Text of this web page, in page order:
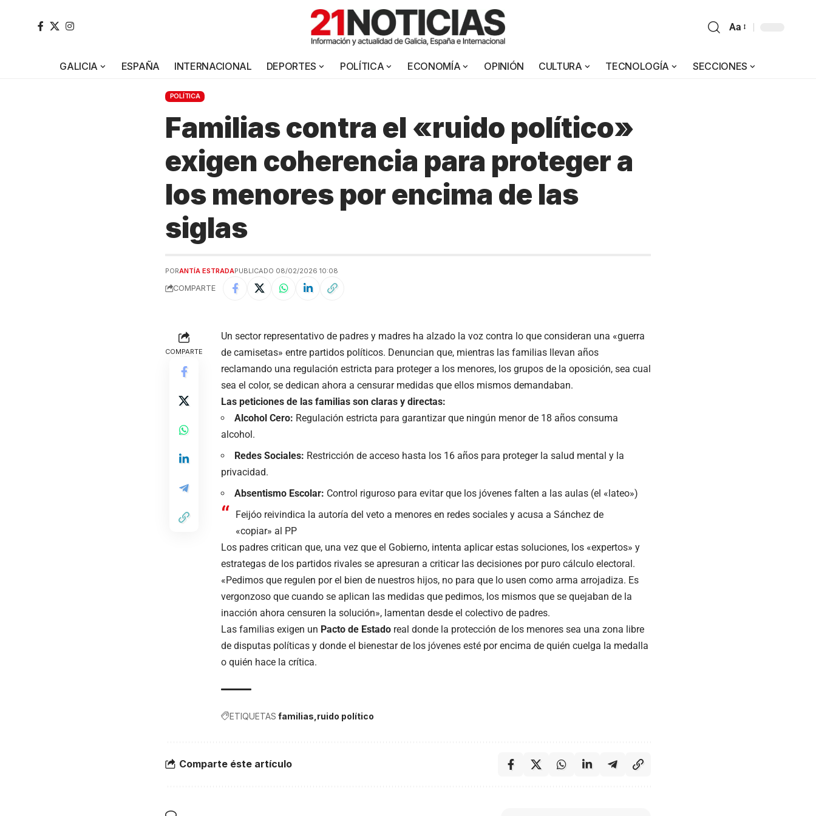
Aa
GALICIA ESPAÑA INTERNACIONAL DEPORTES POLÍTICA ECONOMÍA OPINIÓN CULTURA TECNOLOGÍA SECCIONES
POLÍTICA
Familias contra el «ruido político»
exigen coherencia para proteger a
los menores por encima de las
siglas
PORANTÍA ESTRADAPUBLICADO 08/02/2026 10:08
COMPARTE
COMPARTE
Un sector representativo de padres y madres ha alzado la voz contra lo que consideran una «guerra
de camisetas» entre partidos políticos. Denuncian que, mientras las familias llevan años
reclamando una regulación estricta para proteger a los menores, los grupos de la oposición, sea cual
sea el color, se dedican ahora a censurar medidas que ellos mismos demandaban.
Las peticiones de las familias son claras y directas:
Alcohol Cero: Regulación estricta para garantizar que ningún menor de 18 años consuma
alcohol.
Redes Sociales: Restricción de acceso hasta los 16 años para proteger la salud mental y la
privacidad.
Absentismo Escolar: Control riguroso para evitar que los jóvenes falten a las aulas (el «lateo»)
Feijóo reivindica la autoría del veto a menores en redes sociales y acusa a Sánchez de
«copiar» al PP
Los padres critican que, una vez que el Gobierno, intenta aplicar estas soluciones, los «expertos» y
estrategas de los partidos rivales se apresuran a criticar las decisiones por puro cálculo electoral.
«Pedimos que regulen por el bien de nuestros hijos, no para que lo usen como arma arrojadiza. Es
vergonzoso que cuando se aplican las medidas que pedimos, los mismos que se quejaban de la
inacción ahora censuren la solución», lamentan desde el colectivo de padres.
Las familias exigen un Pacto de Estado real donde la protección de los menores sea una zona libre
de disputas políticas y donde el bienestar de los jóvenes esté por encima de quién cuelga la medalla
o quién hace la crítica.
ETIQUETAS familias ruido político
Comparte éste artículo